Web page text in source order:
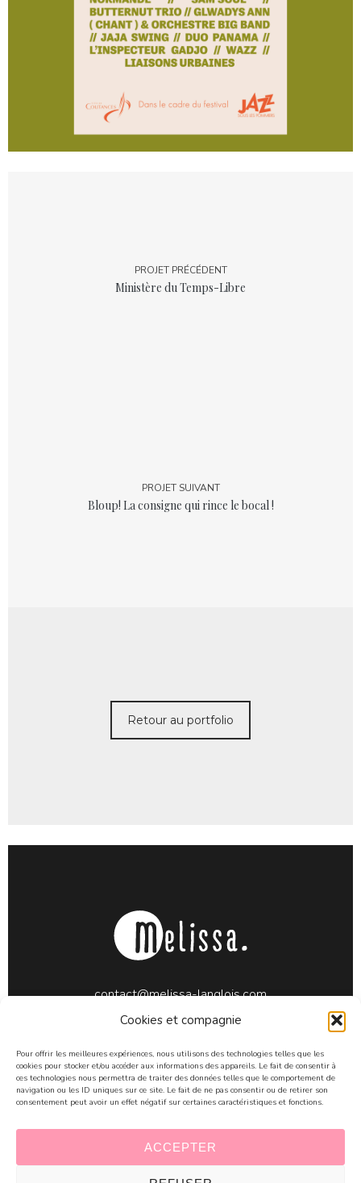
Cookies et compagnie
Pour offrir les meilleures expériences, nous utilisons des technologies telles que les
cookies pour stocker et/ou accéder aux informations des appareils. Le fait de consentir à
ces technologies nous permettra de traiter des données telles que le comportement de
navigation ou les ID uniques sur ce site. Le fait de ne pas consentir ou de retirer son
consentement peut avoir un effet négatif sur certaines caractéristiques et fonctions.
ACCEPTER
PROJET PRÉCÉDENT
Ministère du Temps-Libre
PROJET SUIVANT
Bloup! La consigne qui rince le bocal !
Retour au portfolio
contact@melissa-langlois.com
06 71 21 18 51
© Mélissa Langlois E.I. // Copyright